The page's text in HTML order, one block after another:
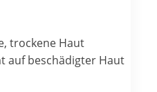
trockene Haut
auf beschädigter Haut